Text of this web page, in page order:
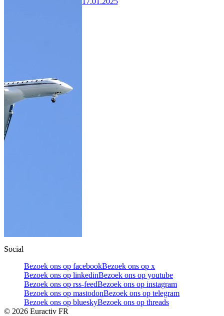
Social
Bezoek ons op facebookBezoek ons op x
Bezoek ons op linkedinBezoek ons op youtube
Bezoek ons op rss-feedBezoek ons op instagram
Bezoek ons op mastodonBezoek ons op telegram
Bezoek ons op blueskyBezoek ons op threads
© 2026 Euractiv FR